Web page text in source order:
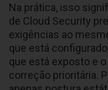
Na prática, isso
de Cloud Security
exigências ao
que está
que está exposto e
correção prioritária.